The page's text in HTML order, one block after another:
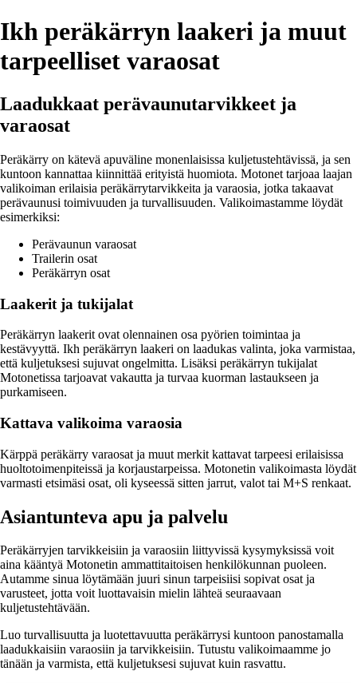
Ikh peräkärryn laakeri ja muut
tarpeelliset varaosat
Laadukkaat perävaunutarvikkeet ja
varaosat
Peräkärry on kätevä apuväline monenlaisissa kuljetustehtävissä, ja sen
kuntoon kannattaa kiinnittää erityistä huomiota. Motonet tarjoaa laajan
valikoiman erilaisia peräkärrytarvikkeita ja varaosia, jotka takaavat
perävaunusi toimivuuden ja turvallisuuden. Valikoimastamme löydät
esimerkiksi:
Perävaunun varaosat
Trailerin osat
Peräkärryn osat
Laakerit ja tukijalat
Peräkärryn laakerit ovat olennainen osa pyörien toimintaa ja
kestävyyttä. Ikh peräkärryn laakeri on laadukas valinta, joka varmistaa,
että kuljetuksesi sujuvat ongelmitta. Lisäksi peräkärryn tukijalat
Motonetissa tarjoavat vakautta ja turvaa kuorman lastaukseen ja
purkamiseen.
Kattava valikoima varaosia
Kärppä peräkärry varaosat ja muut merkit kattavat tarpeesi erilaisissa
huoltotoimenpiteissä ja korjaustarpeissa. Motonetin valikoimasta löydät
varmasti etsimäsi osat, oli kyseessä sitten jarrut, valot tai M+S renkaat.
Asiantunteva apu ja palvelu
Peräkärryjen tarvikkeisiin ja varaosiin liittyvissä kysymyksissä voit
aina kääntyä Motonetin ammattitaitoisen henkilökunnan puoleen.
Autamme sinua löytämään juuri sinun tarpeisiisi sopivat osat ja
varusteet, jotta voit luottavaisin mielin lähteä seuraavaan
kuljetustehtävään.
Luo turvallisuutta ja luotettavuutta peräkärrysi kuntoon panostamalla
laadukkaisiin varaosiin ja tarvikkeisiin. Tutustu valikoimaamme jo
tänään ja varmista, että kuljetuksesi sujuvat kuin rasvattu.